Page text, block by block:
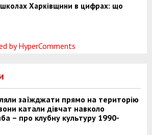
школах Харківщини в цифрах: що
by HyperComments
заїжджати прямо на територію
катали дівчат навколо
– про клубну культуру 1990-